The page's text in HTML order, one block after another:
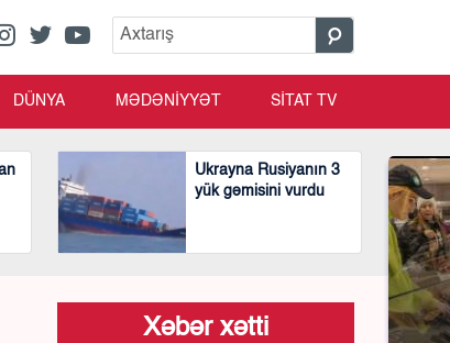
DÜNYA MƏDƏNİYYƏT SİTAT TV
Ukrayna Rusiyanın 3
yük gəmisini vurdu
Xəbər xətti